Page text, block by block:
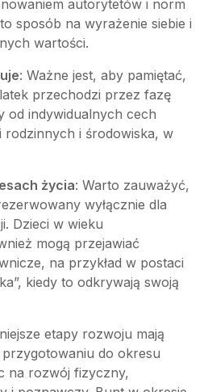
autorytetów i norm
sposób na wyrażenie siebie i
wartości.
: Ważne jest, aby pamiętać,
przechodzi przez fazę
od indywidualnych cech
rodzinnych i środowiska, w
życia: Warto zauważyć,
wyłącznie dla
Dzieci w wieku
mogą przejawiać
na przykład w postaci
kiedy to odkrywają swoją
etapy rozwoju mają
do okresu
na rozwój fizyczny,